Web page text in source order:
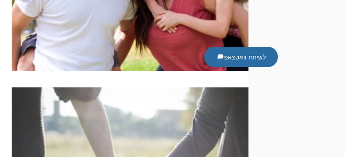
לשיחת וואטצאפ